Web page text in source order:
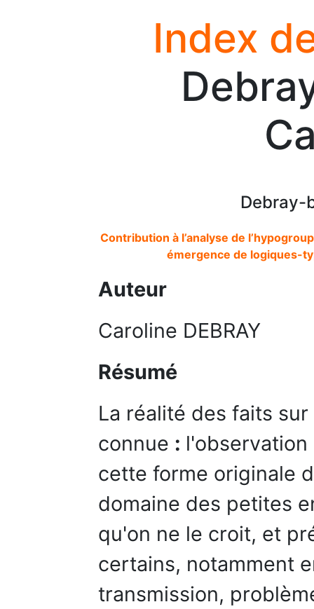
Index
Debray-
Contribution à l’analyse de
émergence de logiques-
Auteur
Caroline DEBRAY
Résumé
La réalité des faits
connue :
cette forme originale
domaine des petites
qu'on ne le croit, et
certains, notamment
transmission,